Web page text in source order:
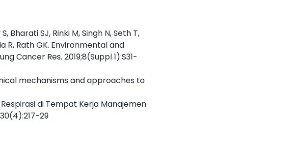
Bharati SJ, Rinki M, Singh N, Seth T,
R, Rath GK. Environmental and
Cancer Res. 2019;8(Suppl 1):S31-
mechanisms and approaches to
di Tempat Kerja Manajemen
29